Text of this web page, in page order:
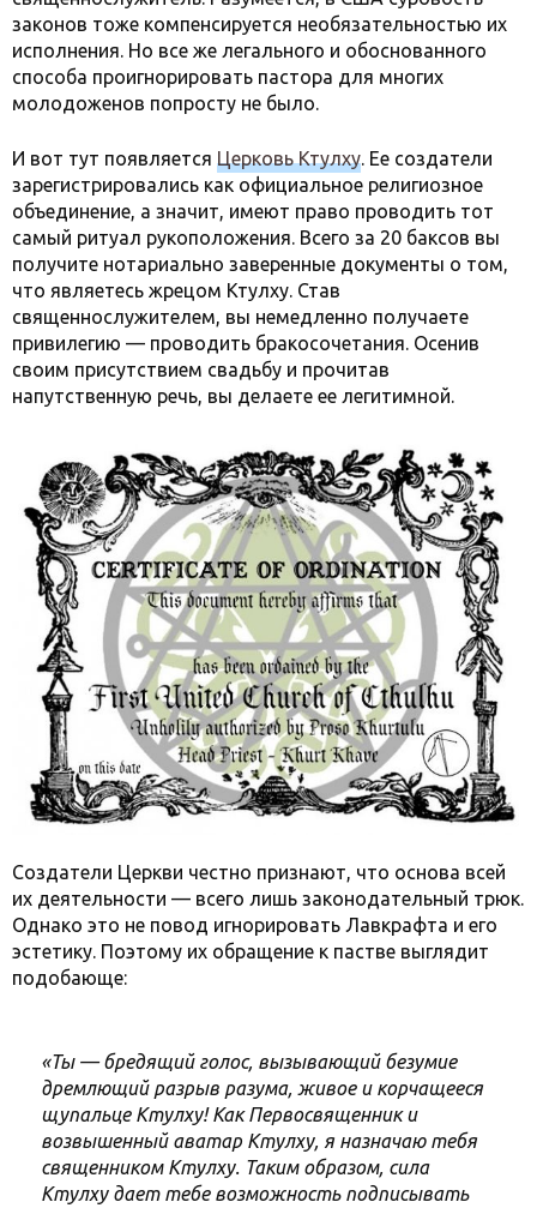
законов тоже компенсируется необязательностью их
исполнения. Но все же легального и обоснованного
способа проигнорировать пастора для многих
молодоженов попросту не было.
И вот тут появляется Церковь Ктулху. Ее создатели
зарегистрировались как официальное религиозное
объединение, а значит, имеют право проводить тот
самый ритуал рукоположения. Всего за 20 баксов вы
получите нотариально заверенные документы о том,
что являетесь жрецом Ктулху. Став
священнослужителем, вы немедленно получаете
привилегию — проводить бракосочетания. Осенив
своим присутствием свадьбу и прочитав
напутственную речь, вы делаете ее легитимной.
Создатели Церкви честно признают, что основа всей
их деятельности — всего лишь законодательный трюк.
Однако это не повод игнорировать Лавкрафта и его
эстетику. Поэтому их обращение к пастве выглядит
подобающе:
«Ты — бредящий голос, вызывающий безумие
дремлющий разрыв разума, живое и корчащееся
щупальце Ктулху! Как Первосвященник и
возвышенный аватар Ктулху, я назначаю тебя
священником Ктулху. Таким образом, сила
Ктулху дает тебе возможность подписывать